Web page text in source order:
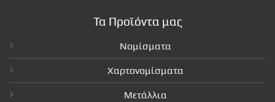
Τα Προϊόντα μας
Νομίσματα
Χαρτονομίσματα
Μετάλλια